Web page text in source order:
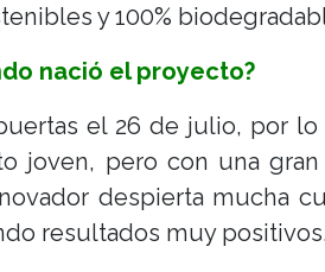
y 100%
nació el proyecto?
el 26 de julio, por
joven, pero con una gran
despierta mucha
resultados muy